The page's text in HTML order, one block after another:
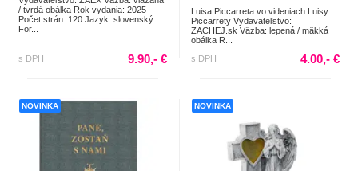
/ tvrdá obálka Rok vydania: 2025
Počet strán: 120 Jazyk: slovenský
For...
s DPH 9.90,- €
Luisa Piccarreta vo videniach Luisy
Piccarrety Vydavateľstvo:
ZACHEJ.sk Väzba: lepená / mäkká
obálka R...
s DPH
4.00,- €
NOVINKA NOVINKA